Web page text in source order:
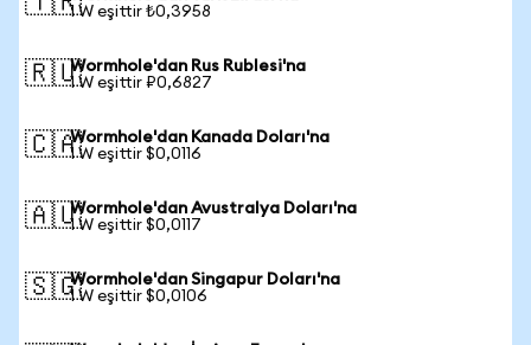
1 W eşittir ₺0,3958
🇷🇺Wormhole'dan Rus Rublesi'na
1 W eşittir ₽0,6827
🇨🇦Wormhole'dan Kanada Doları'na
1 W eşittir $0,0116
🇦🇺Wormhole'dan Avustralya Doları'na
1 W eşittir $0,0117
🇸🇬Wormhole'dan Singapur Doları'na
1 W eşittir $0,0106